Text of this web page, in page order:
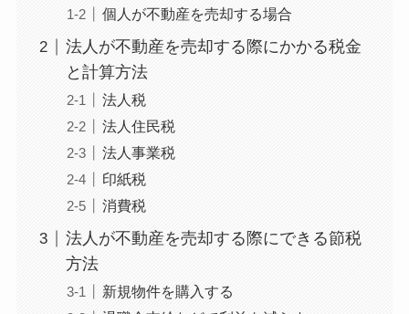
個人が不動産を売却する場合
法人が不動産を売却する際にかかる税金
と計算方法
法人税
法人住民税
法人事業税
印紙税
消費税
法人が不動産を売却する際にできる節税
方法
新規物件を購入する